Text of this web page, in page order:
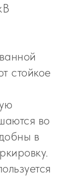
стойкое
во
в